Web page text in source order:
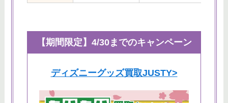
【期間限定】4/30までのキャンペーン
ディズニーグッズ買取JUSTY>